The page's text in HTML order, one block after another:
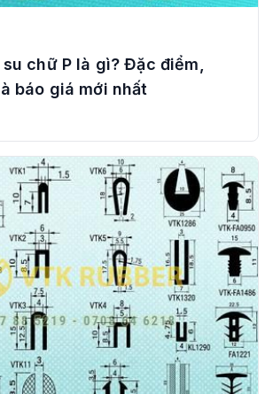
chữ P là gì? Đặc điểm,
báo giá mới nhất